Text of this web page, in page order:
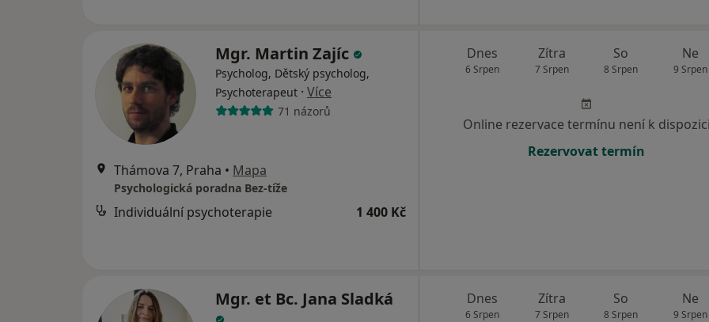
Mgr. Martin Zajíc
Psycholog, Dětský psycholog,
Psychoterapeut · Více
71 názorů
Thámova 7, Praha • Mapa
Psychologická poradna Bez-tíže
Individuální psychoterapie 1 400 Kč
Dnes
6 Srpen
Zítra
7 Srpen
So
8 Srpen
Ne
9 Srpen
Online rezervace termínu není k dispozici
Rezervovat termín
Mgr. et Bc. Jana Sladká Dnes
6 Srpen
Zítra
7 Srpen
So
8 Srpen
Ne
9 Srpen